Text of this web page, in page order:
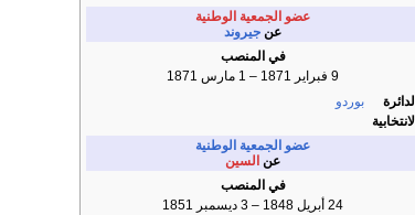
عضو الجمعية الوطنية
عن جيروند
في المنصب
9 فبراير 1871 – 1 مارس 1871
الدائرة
الانتخابية
بوردو
عضو الجمعية الوطنية
عن السين
في المنصب
24 أبريل 1848 – 3 ديسمبر 1851